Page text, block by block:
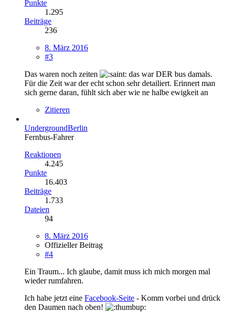
Punkte
1.295
Beiträge
236
8. März 2016
#3
Das waren noch zeiten
das war DER bus damals.
Für die Zeit war der echt schon sehr detailiert. Erinnert man
sich gerne daran, fühlt sich aber wie ne halbe ewigkeit an
Zitieren
UndergroundBerlin
Fernbus-Fahrer
Reaktionen
4.245
Punkte
16.403
Beiträge
1.733
Dateien
94
8. März 2016
Offizieller Beitrag
#4
Ein Traum... Ich glaube, damit muss ich mich morgen mal
wieder rumfahren.
Ich habe jetzt eine Facebook-Seite - Komm vorbei und drück
den Daumen nach oben!